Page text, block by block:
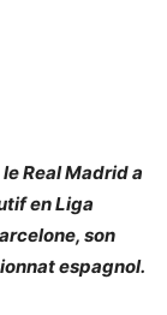
Real Madrid a
en Liga
son
espagnol.